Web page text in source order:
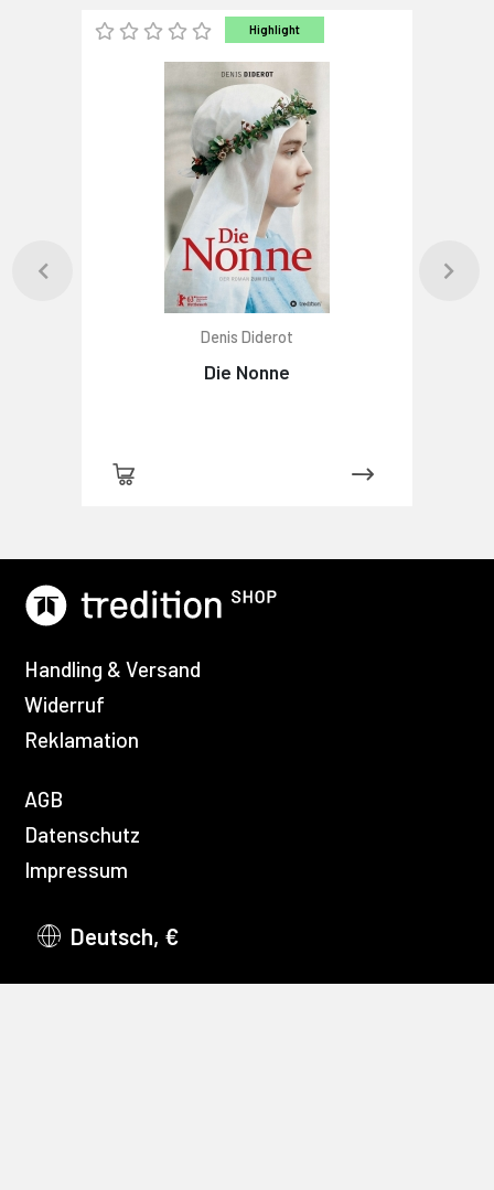
Highlight
Denis Diderot
Die Nonne
Handling & Versand
Widerruf
Reklamation
AGB
Datenschutz
Impressum
Deutsch, €